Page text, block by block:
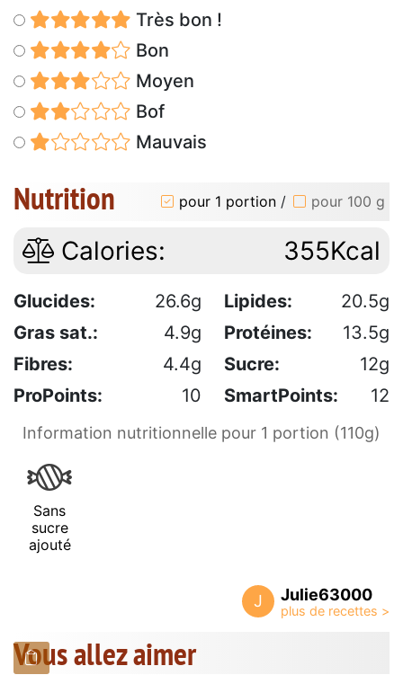
Très bon !
Bon
Moyen
Bof
Mauvais
Nutrition pour 1 portion / pour 100 g
Calories: 355Kcal
Glucides: 26.6g Lipides:
20.5g
Gras sat.:
4.9g Protéines:
13.5g
Fibres:
4.4g Sucre:
12g
ProPoints:
10 SmartPoints: 12
Information nutritionnelle pour 1 portion (110g)
Sans
sucre
ajouté
J Julie63000
Vous allez aimer